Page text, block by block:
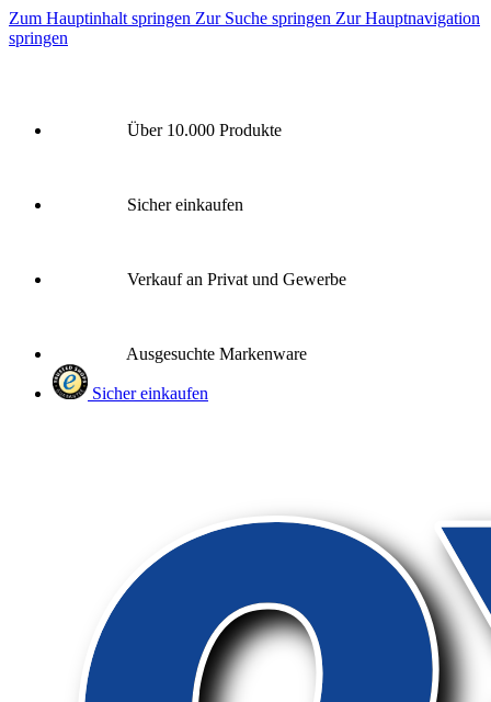
Zum Hauptinhalt springen Zur Suche springen Zur Hauptnavigation
springen
Über 10.000 Produkte
Sicher einkaufen
Verkauf an Privat und Gewerbe
Ausgesuchte Markenware
Sicher einkaufen